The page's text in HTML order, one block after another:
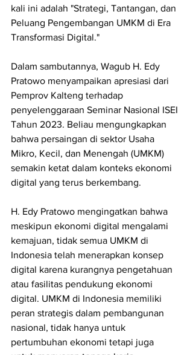
kali ini adalah "Strategi, Tantangan, dan
Peluang Pengembangan UMKM di Era
Transformasi Digital."
Dalam sambutannya, Wagub H. Edy
Pratowo menyampaikan apresiasi dari
Pemprov Kalteng terhadap
penyelenggaraan Seminar Nasional ISEI
Tahun 2023. Beliau mengungkapkan
bahwa persaingan di sektor Usaha
Mikro, Kecil, dan Menengah (UMKM)
semakin ketat dalam konteks ekonomi
digital yang terus berkembang.
H. Edy Pratowo mengingatkan bahwa
meskipun ekonomi digital mengalami
kemajuan, tidak semua UMKM di
Indonesia telah menerapkan konsep
digital karena kurangnya pengetahuan
atau fasilitas pendukung ekonomi
digital. UMKM di Indonesia memiliki
peran strategis dalam pembangunan
nasional, tidak hanya untuk
pertumbuhan ekonomi tetapi juga